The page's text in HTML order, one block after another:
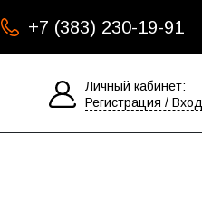
+7 (383) 230-19-91
Личный кабинет:
Регистрация / Вход